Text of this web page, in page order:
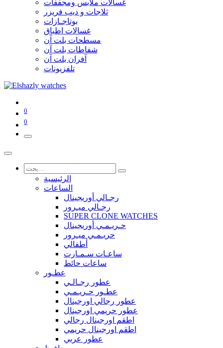
غسالات ملابس ومجففات
ثلاجات و ديب فريزر
بوتاجـازات
غسالات اطباق
مسطحات بلت آن
شفاطات بلت آن
آفران بلت آن
تلفزيونات
0
0
الرئيسية
الساعات
رجـالي أوريجينال
رجـالي ميـرور
SUPER CLONE WATCHES
حـريـمـي أوريجينال
حريـمـي ميـرور
أطفالي
ساعـات سـمـارت
ساعات حائط
عطـور
عطور رجـالـي
عطـور حـريـمـي
عطور رجالي اورجينال
عطور حريمي اورجينال
اطقم اورجينال رجالي
اطقم اورجينال حريمي
عطور عربي